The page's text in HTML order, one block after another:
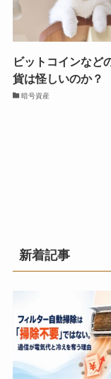
ビットコインなど
貨は怪しいのか？
暗号資産
新着記事